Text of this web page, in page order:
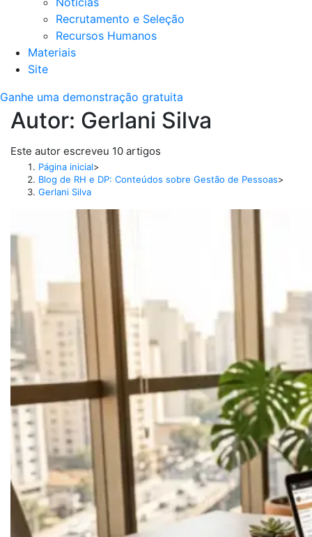
Recrutamento e Seleção
Recursos Humanos
Materiais
Site
Ganhe uma demonstração gratuita
Autor: Gerlani Silva
Este autor escreveu 10 artigos
Página inicial>
Blog de RH e DP: Conteúdos sobre Gestão de Pessoas>
Gerlani Silva